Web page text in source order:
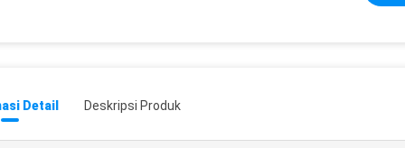
Detail Deskripsi Produk